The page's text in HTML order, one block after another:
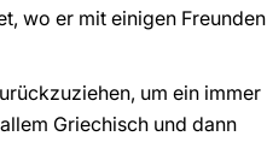
wo er mit einigen Freunden
um ein immer
Griechisch und dann